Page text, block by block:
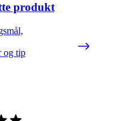
produkt
og tip